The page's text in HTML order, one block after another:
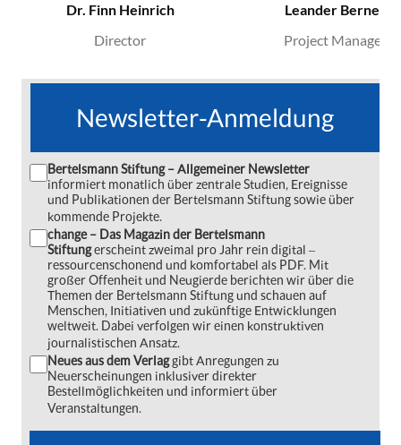
Dr. Finn Heinrich
Director
Leander Berner
Project Manager
Newsletter-Anmeldung
Bertelsmann Stiftung – Allgemeiner Newsletter
informiert monatlich über zentrale Studien, Ereignisse
und Publikationen der Bertelsmann Stiftung sowie über
kommende Projekte.
change – Das Magazin der Bertelsmann
Stiftungerscheint zweimal pro Jahr rein digital ‒
ressourcenschonend und komfortabel als PDF. Mit
großer Offenheit und Neugierde berichten wir über die
Themen der Bertelsmann Stiftung und schauen auf
Menschen, Initiativen und zukünftige Entwicklungen
weltweit. Dabei verfolgen wir einen konstruktiven
journalistischen Ansatz.
Neues aus dem Verlaggibt Anregungen zu
Neuerscheinungen inklusiver direkter
Bestellmöglichkeiten und informiert über
Veranstaltungen.